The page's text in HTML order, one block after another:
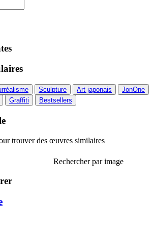
Sculpture Art japonais
JonOne
Graffiti Bestsellers
trouver des œuvres similaires
Rechercher par image